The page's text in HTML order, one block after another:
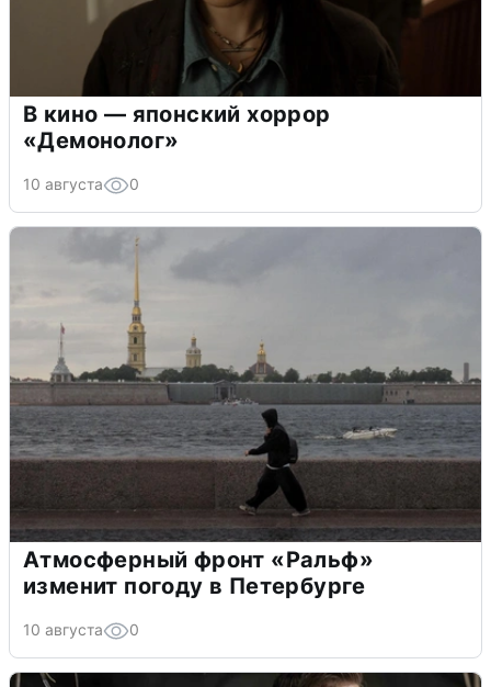
В кино — японский хоррор
«Демонолог»
10 августа 0
Атмосферный фронт «Ральф»
изменит погоду в Петербурге
10 августа 0